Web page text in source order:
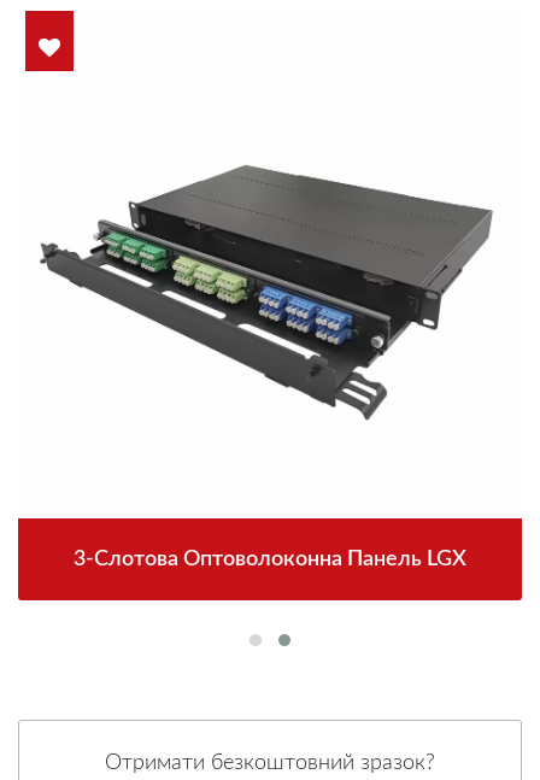
3-Слотова Оптоволоконна Панель LGX
Отримати безкоштовний зразок?